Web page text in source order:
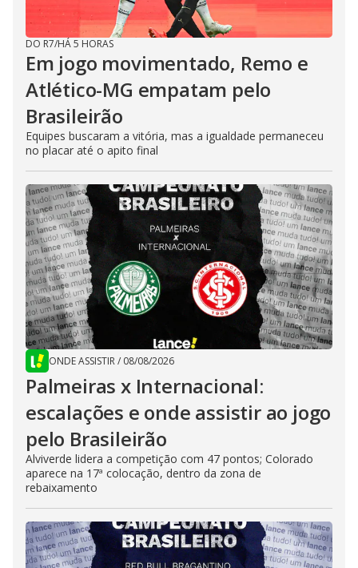
DO R7/HÁ 5 HORAS
Em jogo movimentado, Remo e
Atlético-MG empatam pelo
Brasileirão
Equipes buscaram a vitória, mas a igualdade permaneceu
no placar até o apito final
ONDE ASSISTIR/ 08/08/2026
Palmeiras x Internacional:
escalações e onde assistir ao jogo
pelo Brasileirão
Alviverde lidera a competição com 47 pontos; Colorado
aparece na 17ª colocação, dentro da zona de
rebaixamento